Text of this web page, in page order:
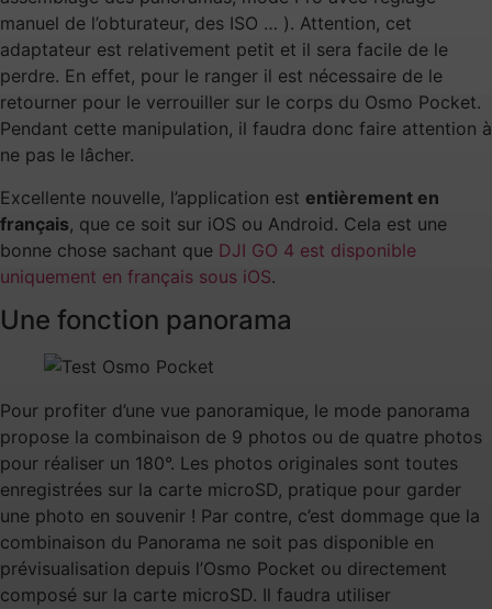
manuel de l’obturateur, des ISO … ). Attention, cet
adaptateur est relativement petit et il sera facile de le
perdre. En effet, pour le ranger il est nécessaire de le
retourner pour le verrouiller sur le corps du Osmo Pocket.
Pendant cette manipulation, il faudra donc faire attention à
ne pas le lâcher.
Excellente nouvelle, l’application est entièrement en
français, que ce soit sur iOS ou Android. Cela est une
bonne chose sachant que DJI GO 4 est disponible
uniquement en français sous iOS.
Une fonction panorama
Pour profiter d’une vue panoramique, le mode panorama
propose la combinaison de 9 photos ou de quatre photos
pour réaliser un 180°. Les photos originales sont toutes
enregistrées sur la carte microSD, pratique pour garder
une photo en souvenir ! Par contre, c’est dommage que la
combinaison du Panorama ne soit pas disponible en
prévisualisation depuis l’Osmo Pocket ou directement
composé sur la carte microSD. Il faudra utiliser